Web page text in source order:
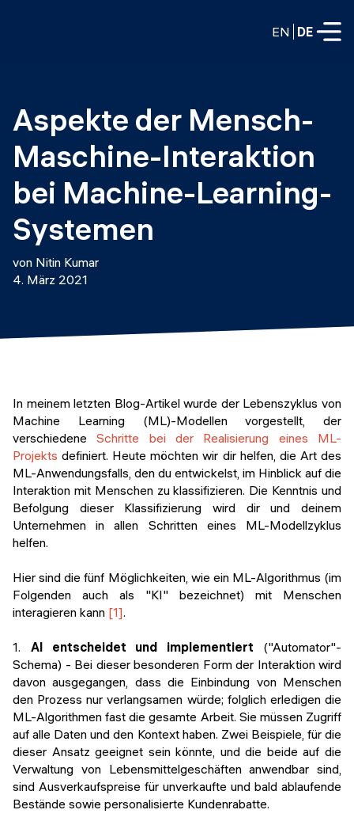
EN DE
VOLLZEITPROGRAMME
Data Science
Web-Entwicklung und KI
TEILZEITROGRAMME
Data Science
DevOps
LLMOps
Generative KI meistern
Python Programmierung
KOSTENLOSE RESSOURCEN
Data Science Einführungskurs
Web-Entwicklung Einführungskurs
Python Einführungskurs
Python & Ops Einführungskurs
Weiterbildung / Schulung
Consulting
Stell unsere Absolventen ein
Wer wir sind
Abschlussprojekte
Alumni Geschichten
Aspekte der Mensch-
Maschine-Interaktion
bei Machine-Learning-
Systemen
von Nitin Kumar
4. März 2021
In meinem letzten Blog-Artikel wurde der Lebenszyklus von
Machine Learning (ML)-Modellen vorgestellt, der
verschiedeneSchritte bei der Realisierung eines ML-
Projekts definiert. Heute möchten wir dir helfen, die Art des
ML-Anwendungsfalls, den du entwickelst, im Hinblick auf die
Interaktion mit Menschen zu klassifizieren. Die Kenntnis und
Befolgung dieser Klassifizierung wird dir und deinem
Unternehmen in allen Schritten eines ML-Modellzyklus
helfen.
Hier sind die fünf Möglichkeiten, wie ein ML-Algorithmus (im
Folgenden auch als "KI" bezeichnet) mit Menschen
interagieren kann [1].
1. AI entscheidet und implementiert ("Automator"-
Schema) - Bei dieser besonderen Form der Interaktion wird
davon ausgegangen, dass die Einbindung von Menschen
den Prozess nur verlangsamen würde; folglich erledigen die
ML-Algorithmen fast die gesamte Arbeit. Sie müssen Zugriff
auf alle Daten und den Kontext haben. Zwei Beispiele, für die
dieser Ansatz geeignet sein könnte, und die beide auf die
Verwaltung von Lebensmittelgeschäften anwendbar sind,
sind Ausverkaufspreise für unverkaufte und bald ablaufende
Bestände sowie personalisierte Kundenrabatte.